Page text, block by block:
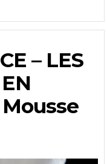
– LES